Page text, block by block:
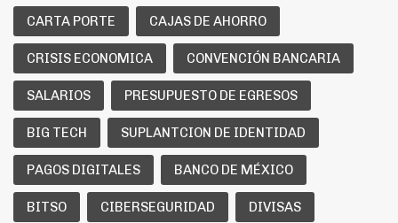
CARTA PORTE CAJAS DE AHORRO
CRISIS ECONOMICA CONVENCIÓN BANCARIA
SALARIOS PRESUPUESTO DE EGRESOS
BIG TECH SUPLANTCION DE IDENTIDAD
PAGOS DIGITALES BANCO DE MÉXICO
BITSO CIBERSEGURIDAD DIVISAS